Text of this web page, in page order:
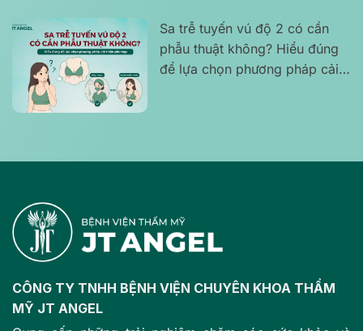
Sa trễ tuyến vú độ 2 có cần
phẫu thuật không? Hiểu đúng
để lựa chọn phương pháp cải
CÔNG TY TNHH BỆNH VIỆN CHUYÊN KHOA THẨM
MỸ JT ANGEL